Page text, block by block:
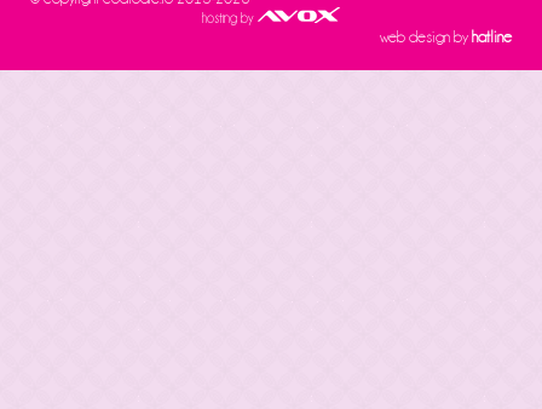
hosting by
web design by hatline